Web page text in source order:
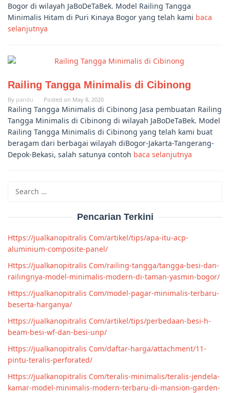
Bogor di wilayah JaBoDeTaBek. Model Railing Tangga
Minimalis Hitam di Puri Kinaya Bogor yang telah kami baca
selanjutnya
Railing Tangga Minimalis di Cibinong
By pandu Posted on May 8, 2020
Railing Tangga Minimalis di Cibinong Jasa pembuatan Railing
Tangga Minimalis di Cibinong di wilayah JaBoDeTaBek. Model
Railing Tangga Minimalis di Cibinong yang telah kami buat
beragam dari berbagai wilayah diBogor-Jakarta-Tangerang-
Depok-Bekasi, salah satunya contoh baca selanjutnya
for:
Pencarian Terkini
Https://jualkanopitralis Com/artikel/tips/apa-itu-acp-
aluminium-composite-panel/
Https://jualkanopitralis Com/railing-tangga/tangga-besi-dan-
railingnya-model-minimalis-modern-di-taman-yasmin-bogor/
Https://jualkanopitralis Com/model-pagar-minimalis-terbaru-
beserta-harganya/
Https://jualkanopitralis Com/artikel/tips/perbedaan-besi-h-
beam-besi-wf-dan-besi-unp/
Https://jualkanopitralis Com/daftar-harga/attachment/11-
pintu-teralis-perforated/
Https://jualkanopitralis Com/teralis-minimalis/teralis-jendela-
kamar-model-minimalis-modern-terbaru-di-mansion-garden-